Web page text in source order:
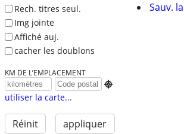
Rech. titres seul.
Img jointe
Affiché auj.
cacher les doublons
KM DE L’EMPLACEMENT

utiliser la carte...
Réinit appliquer
Sauv.